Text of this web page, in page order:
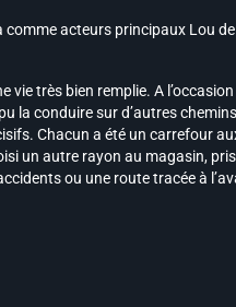
comme acteurs principaux Lou
vie très bien remplie. A
la conduire sur d’autres
Chacun a été un carrefour
un autre rayon au magasin,
ou une route tracée à